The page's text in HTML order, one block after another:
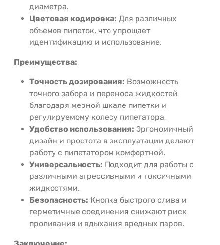
диаметра.
Цветовая кодировка: Для различных
объемов пипеток, что упрощает
идентификацию и использование.
Преимущества:
Точность дозирования: Возможность
точного забора и переноса жидкостей
благодаря мерной шкале пипетки и
регулируемому колесу пипетатора.
Удобство использования: Эргономичный
дизайн и простота в эксплуатации делают
работу с пипетатором комфортной.
Универсальность: Подходит для работы с
различными агрессивными и токсичными
жидкостями.
Безопасность: Кнопка быстрого слива и
герметичные соединения снижают риск
проливания и вдыхания вредных паров.
Заключение: